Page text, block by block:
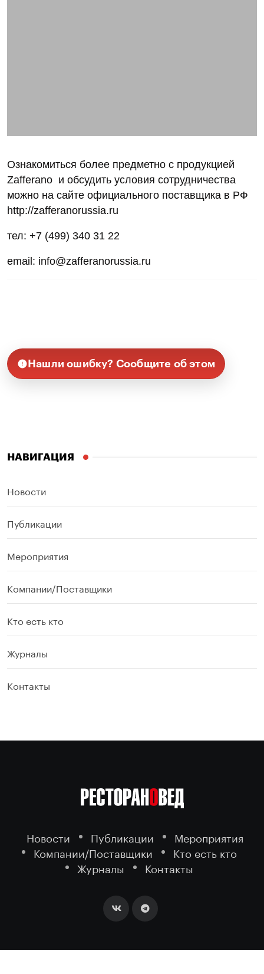
Ознакомиться более предметно с продукцией
Zafferano и обсудить условия сотрудничества
можно на сайте официального поставщика в РФ
http://zafferanorussia.ru
тел: +7 (499) 340 31 22
email: info@zafferanorussia.ru
Нашли ошибку? Сообщите об этом
НАВИГАЦИЯ
Новости
Публикации
Мероприятия
Компании/Поставщики
Кто есть кто
Журналы
Контакты
Новости Публикации
Мероприятия
Компании/Поставщики
Кто есть кто
Журналы
Контакты